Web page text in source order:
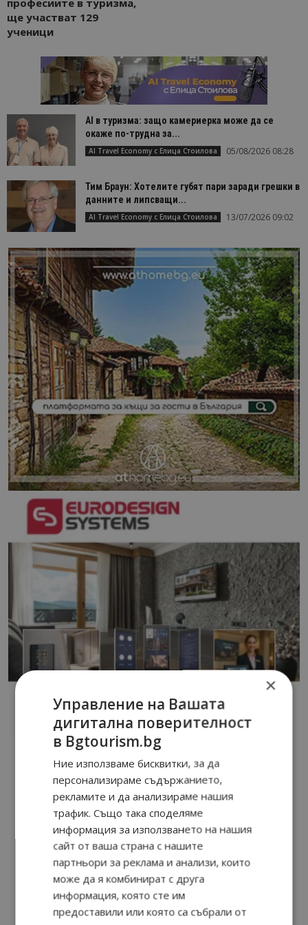
ще участват 129
ученици
AI в туризма: защо камериерка може да се
окаже по-трудна за...
AI Travel Economy с Елица Стоилова 05/08/2026 08:28
Тим Браун: Хотелите губят пари заради грешки в
данните и липсващи...
AI Travel Economy с Елица Стоилова 13/07/2026 09:02
×
Управление на Вашата
дигитална поверителност
в Bgtourism.bg
Ние използваме бисквитки, за да
персонализираме съдържанието,
рекламите и да анализираме нашия
трафик. Също така споделяме
информация за използването на нашия
сайт от ваша страна с нашите
партньори за реклама и анализи, които
може да я комбинират с друга
информация, която сте им
предоставили или която са събрали от